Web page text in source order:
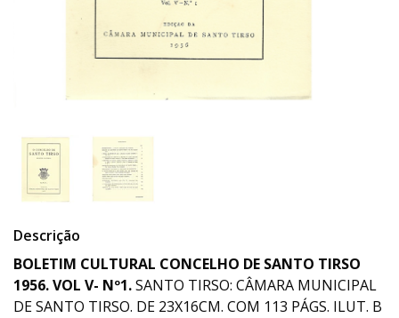
Descrição
BOLETIM CULTURAL CONCELHO DE SANTO TIRSO
1956. VOL V- Nº1.SANTO TIRSO: CÂMARA MUNICIPAL
DE SANTO TIRSO. DE 23X16CM. COM 113 PÁGS. ILUT. B